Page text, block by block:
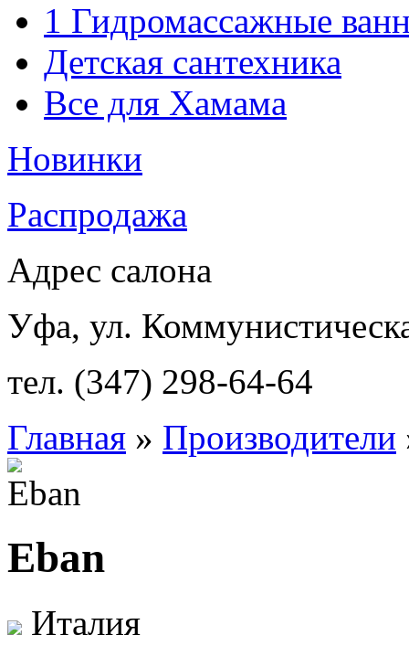
1 Гидромассажные
Детская сантехника
Все для Хамама
Новинки
Распродажа
Адрес салона
Уфа, ул.
тел. (347) 298-64-64
Главная » Производители
Eban
Италия